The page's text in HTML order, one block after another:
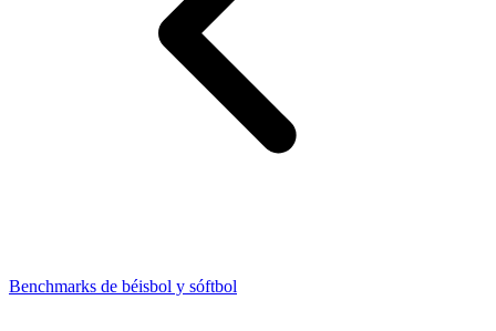
Benchmarks de béisbol y sóftbol